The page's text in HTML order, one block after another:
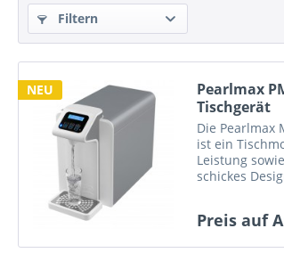
Filtern
NEU
Pearlmax
Tischgerät
Die Pearlmax
ist ein
Leistung
schickes
Preis auf